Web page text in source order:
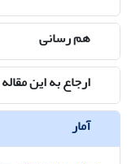
هم رسانی
ارجاع به این مقاله
آمار